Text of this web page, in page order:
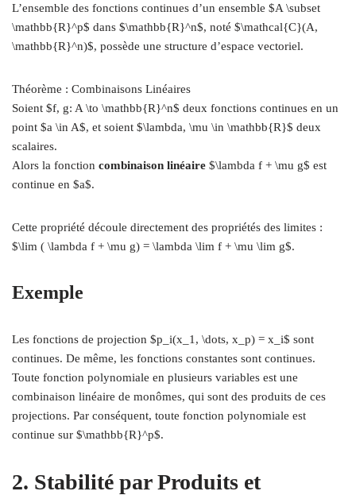
L’ensemble des fonctions continues d’un ensemble $A \subset
\mathbb{R}^p$ dans $\mathbb{R}^n$, noté $\mathcal{C}(A,
\mathbb{R}^n)$, possède une structure d’espace vectoriel.
Théorème : Combinaisons Linéaires
Soient $f, g: A \to \mathbb{R}^n$ deux fonctions continues en un
point $a \in A$, et soient $\lambda, \mu \in \mathbb{R}$ deux
scalaires.
Alors la fonction combinaison linéaire $\lambda f + \mu g$ est
continue en $a$.
Cette propriété découle directement des propriétés des limites :
$\lim ( \lambda f + \mu g) = \lambda \lim f + \mu \lim g$.
Exemple
Les fonctions de projection $p_i(x_1, \dots, x_p) = x_i$ sont
continues. De même, les fonctions constantes sont continues.
Toute fonction polynomiale en plusieurs variables est une
combinaison linéaire de monômes, qui sont des produits de ces
projections. Par conséquent, toute fonction polynomiale est
continue sur $\mathbb{R}^p$.
2. Stabilité par Produits et